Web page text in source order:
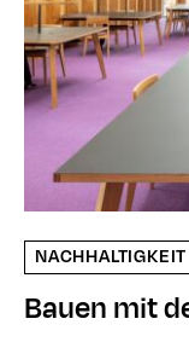
NACHHALTIGKEIT
Bauen mit